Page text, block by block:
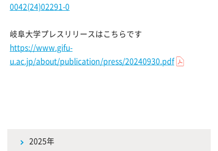
0042(24)02291-0
岐阜大学プレスリリースはこちらです
https://www.gifu-
u.ac.jp/about/publication/press/20240930.pdf
2025年